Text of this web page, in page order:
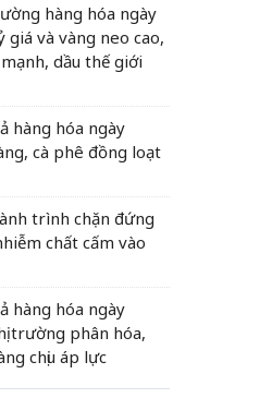
hàng hóa ngày
giá và vàng neo cao,
dầu thế giới
hàng hóa ngày
cà phê đồng loạt
trình chặn đứng
chất cấm vào
hàng hóa ngày
trường phân hóa,
chịu áp lực